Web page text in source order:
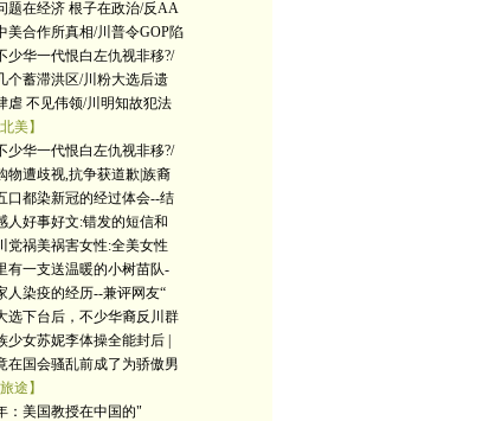
题在经济 根子在政治/反AA
美合作所真相/川普令GOP陷
少华一代恨白左仇视非移?/
个蓄滞洪区/川粉大选后遗
虐 不见伟领/川明知故犯法
美】
少华一代恨白左仇视非移?/
物遭歧视,抗争获道歉|族裔
口都染新冠的经过体会--结
人好事好文:错发的短信和
党祸美祸害女性:全美女性
有一支送温暖的小树苗队-
人染疫的经历--兼评网友“
选下台后，不少华裔反川群
少女苏妮李体操全能封后 |
在国会骚乱前成了为骄傲男
途】
：美国教授在中国的"